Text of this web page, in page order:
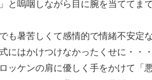
と嗚咽しながら目に腕を当ててま
も暑苦しくて感情的で情緒不安定
にはかけつけなかったくせに・・・
ッケンの肩に優しく手をかけて「